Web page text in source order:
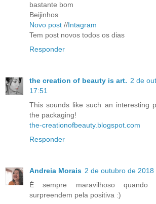
bastante bom
Beijinhos
Novo post //Intagram
Tem post novos todos os dias
Responder
the creation of beauty is art. 2 de
17:51
This sounds like such an interesting
the packaging!
the-creationofbeauty.blogspot.com
Responder
Andreia Morais 2 de outubro de 2018
É sempre maravilhoso
surpreendem pela positiva :)